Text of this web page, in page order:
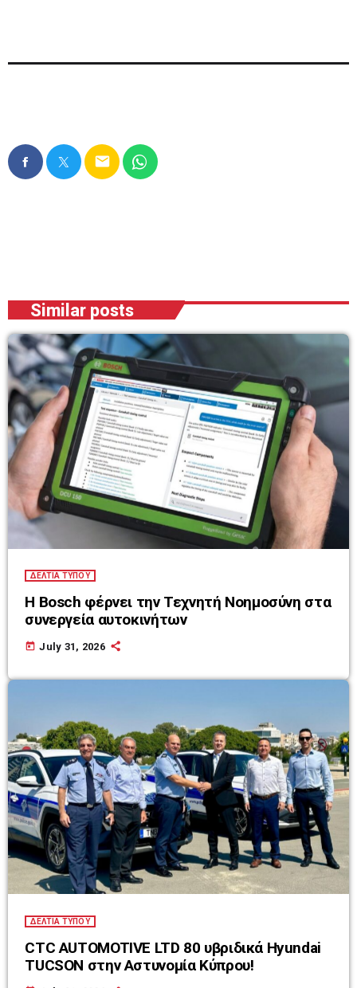
email
Similar posts
ΔΕΛΤΙΑ ΤΥΠΟΥ
Η Bosch φέρνει την Τεχνητή Νοημοσύνη στα
συνεργεία αυτοκινήτων
today July 31, 2026
ΔΕΛΤΙΑ ΤΥΠΟΥ
CTC AUTOMOTIVE LTD 80 υβριδικά Hyundai
TUCSON στην Αστυνομία Κύπρου!